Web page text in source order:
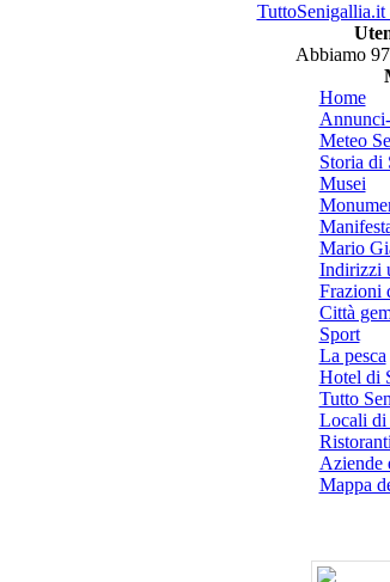
TuttoSenigallia.it
Abbiamo
Home
Meteo
Storia di
Musei
Mario
Indirizzi
Frazioni
Città
Sport
La pesca
Hotel di
Tutto
Locali di
Aziende
Mappa